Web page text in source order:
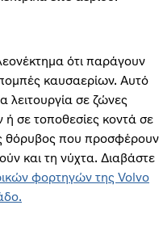
ότι παράγουν
καυσαερίων. Αυτό
λειτουργία σε ζώνες
σε τοποθεσίες κοντά σε
θόρυβος που προσφέρουν
και τη νύχτα. Διαβάστε
φορτηγών της Volvo